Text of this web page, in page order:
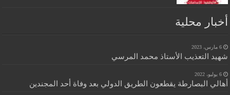
أخبار محلية
6 مارس، 2023
شهيد التعذيب الأستاذ محمد المرسي
6 يوليو، 2022
أهالي البصارطة يقطعون الطريق الدولي بعد وفاة أحد المجندين